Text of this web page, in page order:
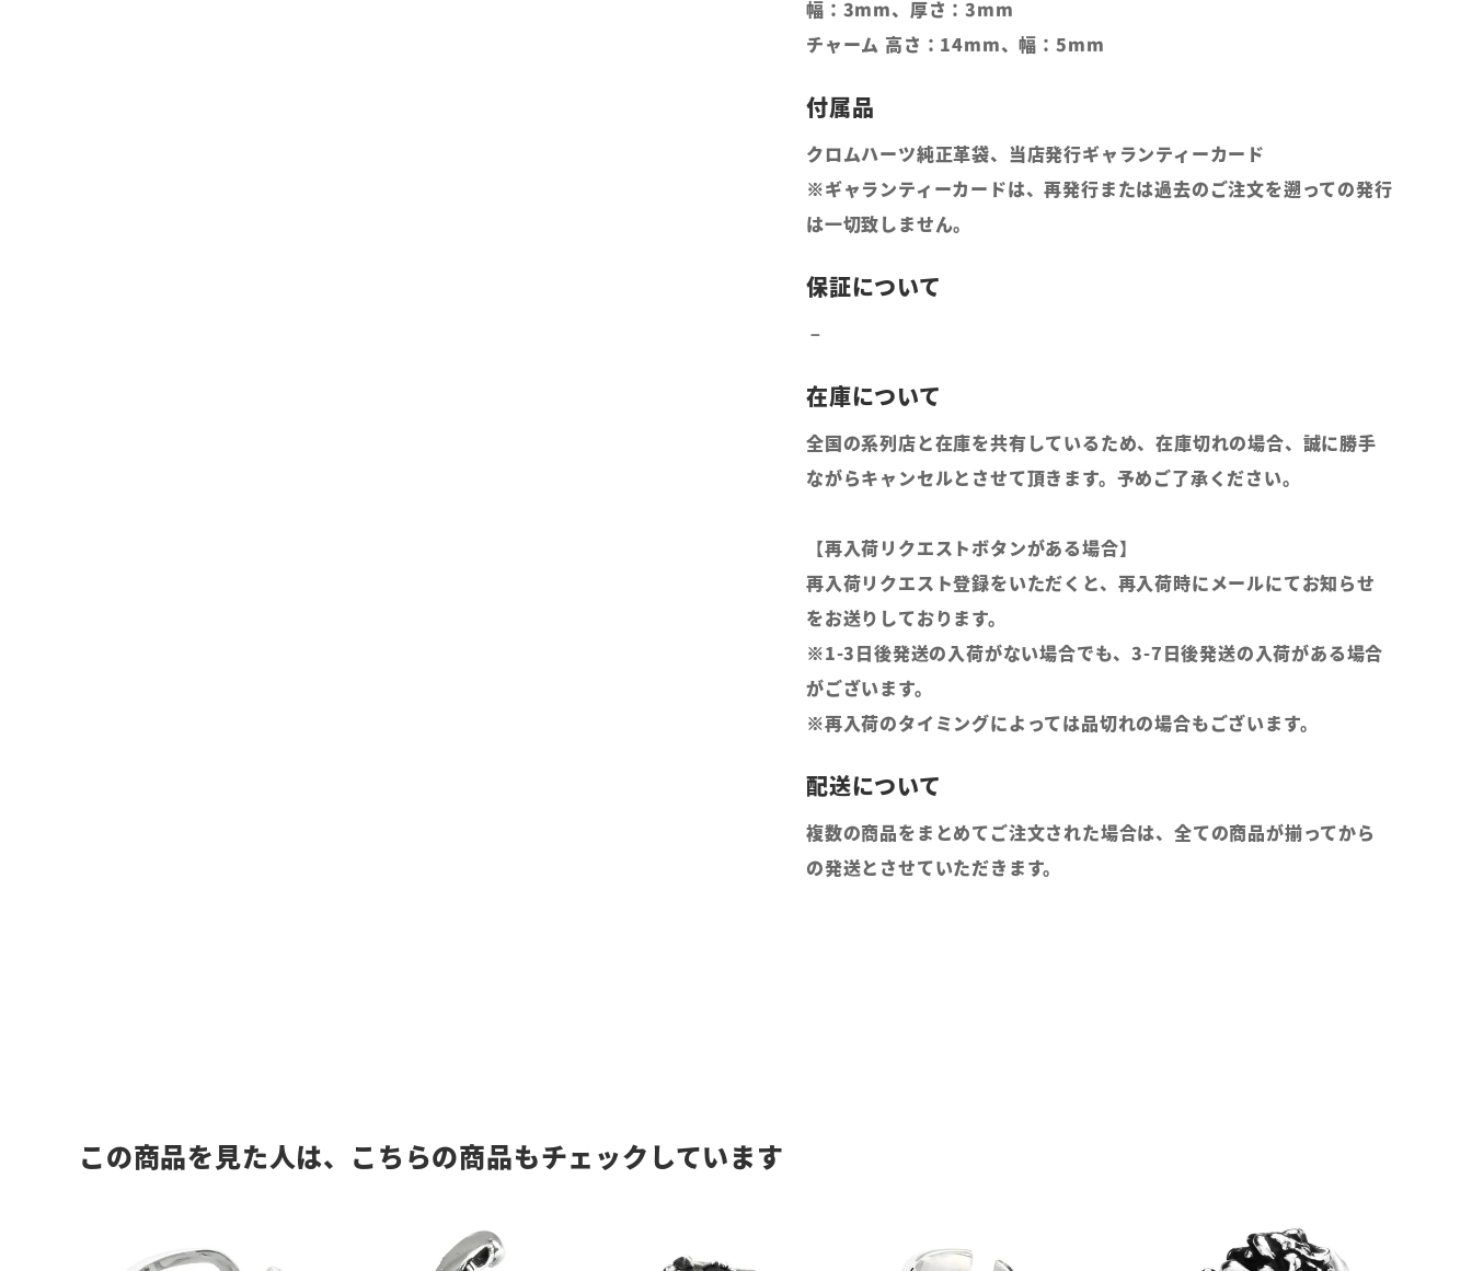
幅：3mm、厚さ：3mm
チャーム 高さ：14mm、幅：5mm
クロムハーツ純正革袋、当店発行ギャランティーカード
※ギャランティーカードは、再発行または過去のご注文を遡っての発行
は一切致しません。
全国の系列店と在庫を共有しているため、在庫切れの場合、誠に勝手
ながらキャンセルとさせて頂きます。予めご了承ください。
【再入荷リクエストボタンがある場合】
再入荷リクエスト登録をいただくと、再入荷時にメールにてお知らせ
をお送りしております。
※1-3日後発送の入荷がない場合でも、3-7日後発送の入荷がある場合
がございます。
※再入荷のタイミングによっては品切れの場合もございます。
複数の商品をまとめてご注文された場合は、全ての商品が揃ってから
の発送とさせていただきます。
この商品を見た人は、こちらの商品もチェックしています